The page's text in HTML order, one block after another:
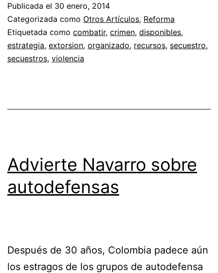
Publicada el 30 enero, 2014
Categorizada como Otros Artículos, Reforma
Etiquetada como combatir, crimen, disponibles,
estrategia, extorsion, organizado, recursos, secuestro,
secuestros, violencia
Advierte Navarro sobre
autodefensas
Después de 30 años, Colombia padece aún
los estragos de los grupos de autodefensa